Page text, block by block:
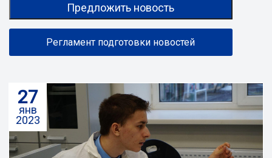
27
янв
2023
Предложить новость
Регламент подготовки новостей